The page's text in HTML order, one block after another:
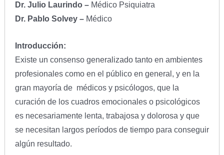
Dr. Julio Laurindo – Médico Psiquiatra
Dr. Pablo Solvey – Médico
Introducción:
Existe un consenso generalizado tanto en ambientes
profesionales como en el público en general, y en la
gran mayoría de médicos y psicólogos, que la
curación de los cuadros emocionales o psicológicos
es necesariamente lenta, trabajosa y dolorosa y que
se necesitan largos períodos de tiempo para conseguir
algún resultado.